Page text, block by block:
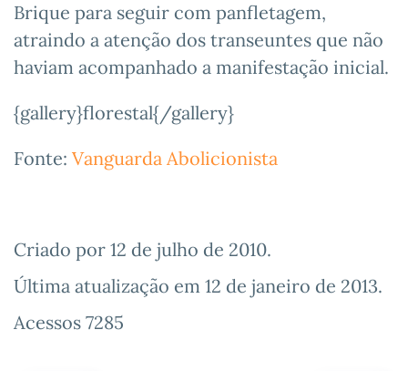
Brique para seguir com panfletagem,
atraindo a atenção dos transeuntes que não
haviam acompanhado a manifestação inicial.
{gallery}florestal{/gallery}
Fonte: Vanguarda Abolicionista
Criado por 12 de julho de 2010.
Última atualização em 12 de janeiro de 2013.
Acessos 7285